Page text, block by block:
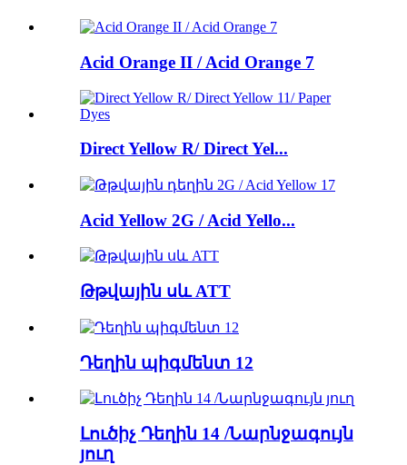
Acid Orange II / Acid Orange 7
Direct Yellow R/ Direct Yel...
Acid Yellow 2G / Acid Yello...
Թթվային սև ATT
Դեղին պիգմենտ 12
Լուծիչ Դեղին 14 /Նարնջագույն
յուղ